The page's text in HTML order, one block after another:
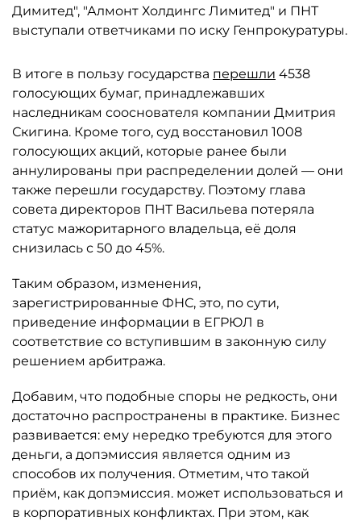
Димитед", "Алмонт Холдингс Лимитед" и ПНТ
выступали ответчиками по иску Генпрокуратуры.
В итоге в пользу государства перешли 4538
голосующих бумаг, принадлежавших
наследникам сооснователя компании Дмитрия
Скигина. Кроме того, суд восстановил 1008
голосующих акций, которые ранее были
аннулированы при распределении долей — они
также перешли государству. Поэтому глава
совета директоров ПНТ Васильева потеряла
статус мажоритарного владельца, её доля
снизилась с 50 до 45%.
Таким образом, изменения,
зарегистрированные ФНС, это, по сути,
приведение информации в ЕГРЮЛ в
соответствие со вступившим в законную силу
решением арбитража.
Добавим, что подобные споры не редкость, они
достаточно распространены в практике. Бизнес
развивается: ему нередко требуются для этого
деньги, а допэмиссия является одним из
способов их получения. Отметим, что такой
приём, как допэмиссия. может использоваться и
в корпоративных конфликтах. При этом, как